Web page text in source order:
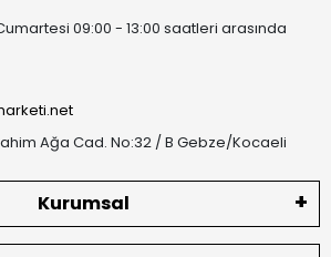
09:00 - 13:00 saatleri arasında
Ağa Cad. No:32 / B Gebze/Kocaeli
Kurumsal